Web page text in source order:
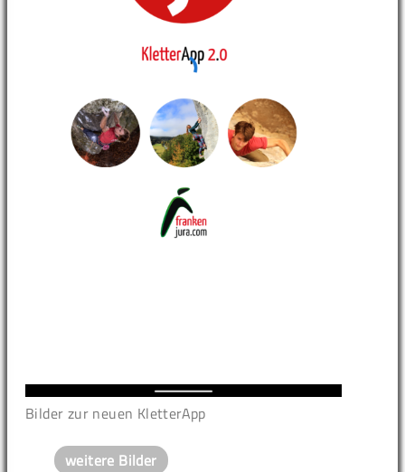
Bilder zur neuen KletterApp
weitere Bilder